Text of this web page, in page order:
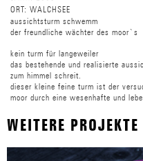
ORT: WALCHSEE
aussichtsturm schwemm
der freundliche wächter des moor`s
kein turm für langeweiler
das bestehende und realisierte
zum himmel schreit.
dieser kleine feine turm ist der
moor durch eine wesenhafte und
WEITERE PROJEKTE